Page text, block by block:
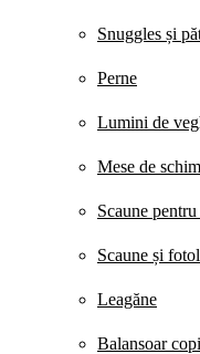
Snuggles și
Perne
Lumini de
Mese de
Scaune
Scaune și
Leagăne
Balansoar